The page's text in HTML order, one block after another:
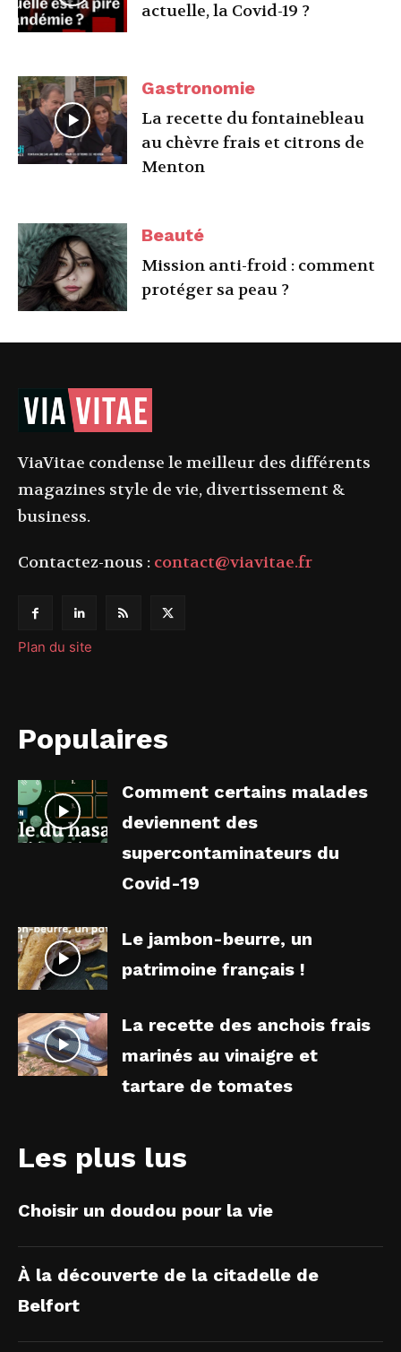
actuelle, la Covid-19 ?
Gastronomie
La recette du fontainebleau
au chèvre frais et citrons de
Menton
Beauté
Mission anti-froid : comment
protéger sa peau ?
ViaVitae condense le meilleur des différents
magazines style de vie, divertissement &
business.
Contactez-nous : contact@viavitae.fr
Plan du site
Populaires
Comment certains malades
deviennent des
supercontaminateurs du
Covid-19
Le jambon-beurre, un
patrimoine français !
La recette des anchois frais
marinés au vinaigre et
tartare de tomates
Les plus lus
Choisir un doudou pour la vie
À la découverte de la citadelle de
Belfort